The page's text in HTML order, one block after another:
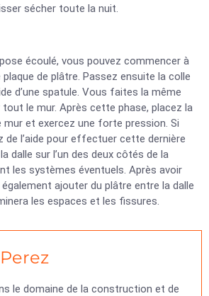
sécher toute la nuit.
écoulé, vous pouvez commencer à
de plâtre. Passez ensuite la colle
d’une spatule. Vous faites la même
tout le mur. Après cette phase, placez la
mur et exercez une forte pression. Si
de l’aide pour effectuer cette dernière
dalle sur l’un des deux côtés de la
les systèmes éventuels. Après avoir
ajouter du plâtre entre la dalle
les espaces et les fissures.
le domaine de la construction et de